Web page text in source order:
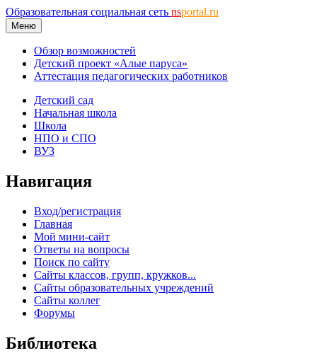
Образовательная социальная сеть nsportal.ru
Меню
Обзор возможностей
Детский проект «Алые паруса»
Аттестация педагогических работников
Детский сад
Начальная школа
Школа
НПО и СПО
ВУЗ
Навигация
Вход/регистрация
Главная
Мой мини-сайт
Ответы на вопросы
Поиск по сайту
Сайты классов, групп, кружков...
Сайты образовательных учреждений
Сайты коллег
Форумы
Библиотека